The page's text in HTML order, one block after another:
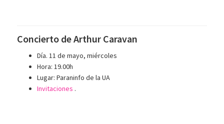
Concierto de Arthur Caravan
Día. 11 de mayo, miércoles
Hora: 19.00h
Lugar: Paraninfo de la UA
Invitaciones .